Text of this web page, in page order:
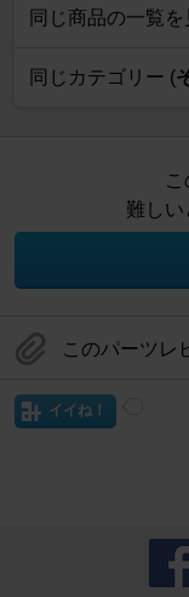
同じ商品の一覧を
同じカテゴリー (
難しい
このパーツレ
イイね！